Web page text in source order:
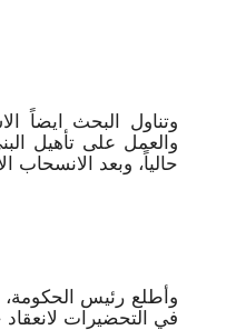
وتناول البحث ايضاً
والعمل على تأهيل
حالياً، وبعد الانسحاب
وأطلع رئيس الحكومة،
في التحضيرات